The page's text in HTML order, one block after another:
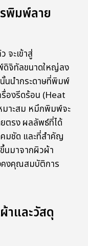
พิมพ์ลาย
จะเข้าสู่
ดิจิทัลขนาดใหญ่ลง
นนำกระดาษที่พิมพ์
รื่องรีดร้อน (Heat
าะสม หมึกพิมพ์จะ
ยตรง ผลลัพธ์ที่ได้
มชัด และที่สำคัญ
นมาจากผิวผ้า
คงคุณสมบัติการ
าและวัสดุ